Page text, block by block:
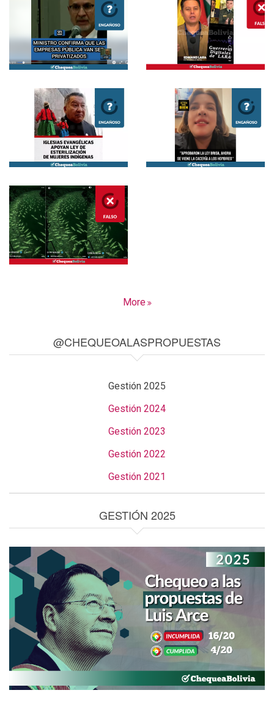
More
@CHEQUEOALASPROPUESTAS
Gestión 2025
Gestión 2024
Gestión 2023
Gestión 2022
Gestión 2021
GESTIÓN 2025